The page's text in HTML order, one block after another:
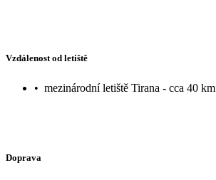
Vzdálenost od letiště
• mezinárodní letiště Tirana - cca 40 km
Doprava